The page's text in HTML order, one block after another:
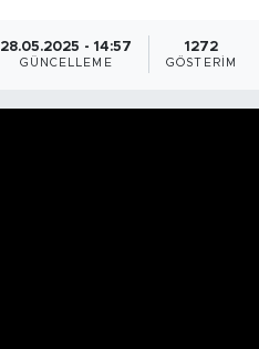
28.05.2025 - 14:57
GÜNCELLEME
1272
GÖSTERIM